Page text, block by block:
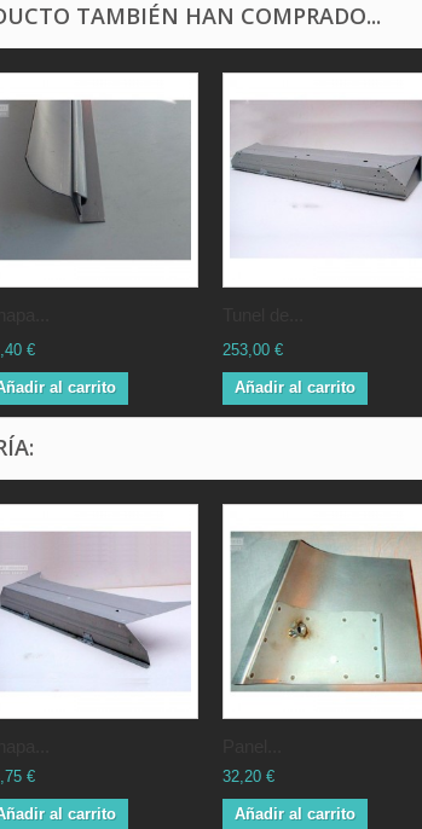
TAMBIÉN HAN COMPRADO...
€
al carrito
253,00 €
Añadir al carrito
€
al carrito
32,20 €
Añadir al carrito